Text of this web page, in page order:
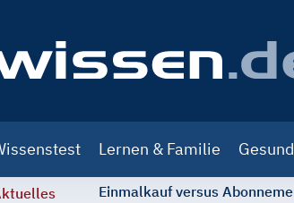
Lernen & Familie
Einmalkauf versus